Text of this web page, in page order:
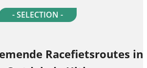
- SELECTION -
Racefietsroutes in